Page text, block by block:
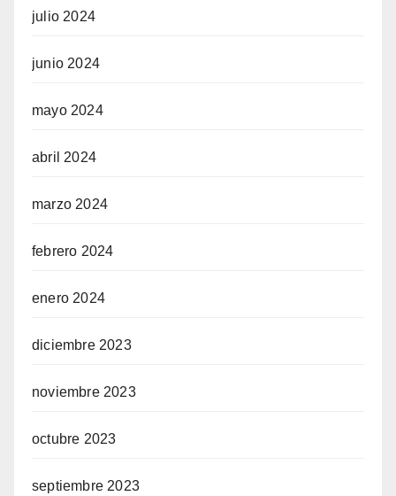
julio 2024
junio 2024
mayo 2024
abril 2024
marzo 2024
febrero 2024
enero 2024
diciembre 2023
noviembre 2023
octubre 2023
septiembre 2023